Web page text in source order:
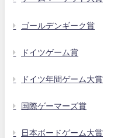
ゴールデンギーク賞
ドイツゲーム賞
ドイツ年間ゲーム大賞
国際ゲーマーズ賞
日本ボードゲーム大賞